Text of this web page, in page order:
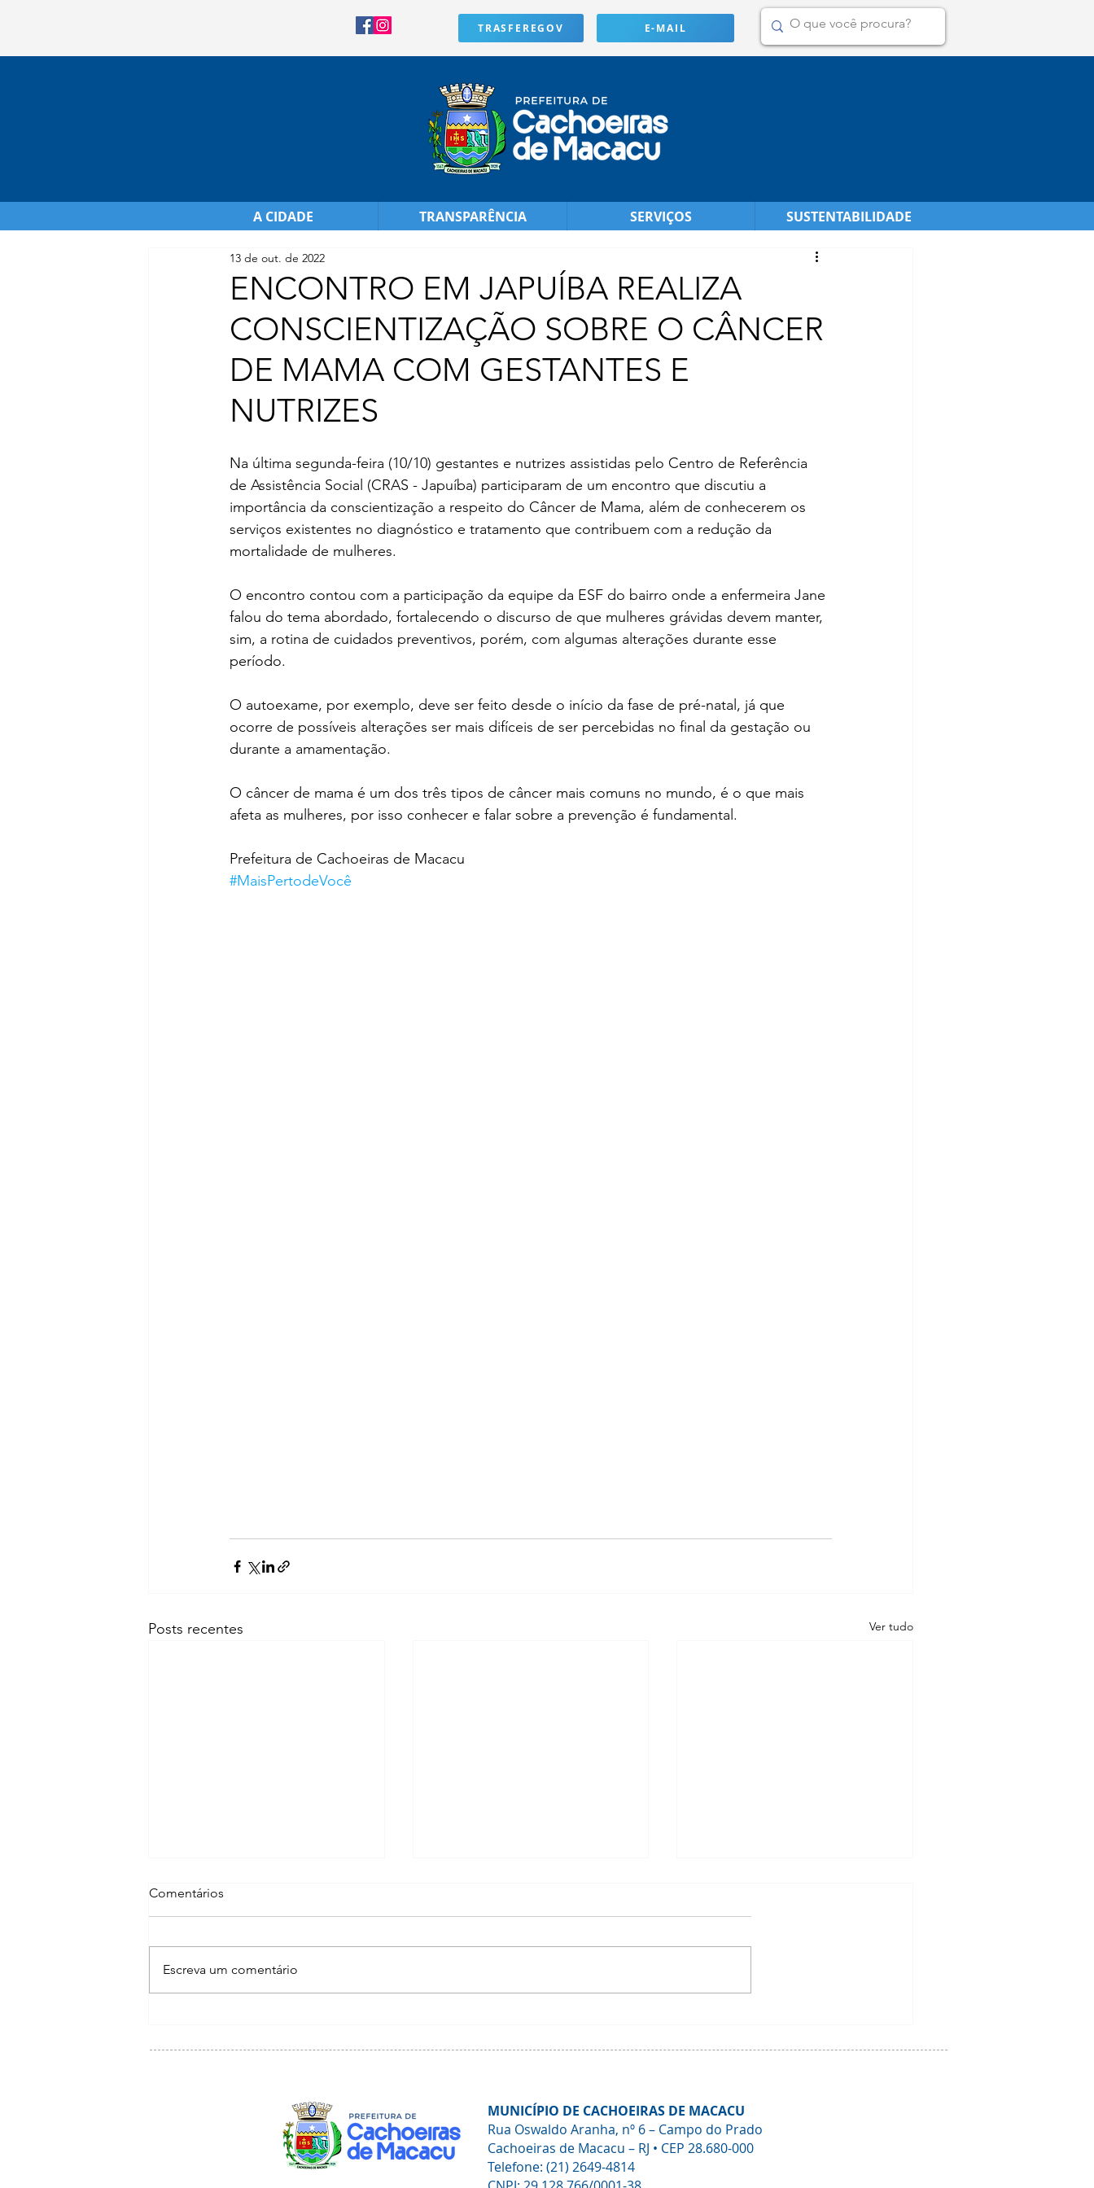
TRASFEREGOV E-MAIL
A CIDADE TRANSPARÊNCIA SERVIÇOS SUSTENTABILIDADE
ENCONTRO EM JAPUÍBA REALIZA
CONSCIENTIZAÇÃO SOBRE O CÂNCER
DE MAMA COM GESTANTES E
NUTRIZES
13 de out. de 2022
Na última segunda-feira (10/10) gestantes e nutrizes assistidas pelo Centro de Referência
de Assistência Social (CRAS - Japuíba) participaram de um encontro que discutiu a
importância da conscientização a respeito do Câncer de Mama, além de conhecerem os
serviços existentes no diagnóstico e tratamento que contribuem com a redução da
mortalidade de mulheres.
O encontro contou com a participação da equipe da ESF do bairro onde a enfermeira Jane
falou do tema abordado, fortalecendo o discurso de que mulheres grávidas devem manter,
sim, a rotina de cuidados preventivos, porém, com algumas alterações durante esse
período.
O autoexame, por exemplo, deve ser feito desde o início da fase de pré-natal, já que
ocorre de possíveis alterações ser mais difíceis de ser percebidas no final da gestação ou
durante a amamentação.
O câncer de mama é um dos três tipos de câncer mais comuns no mundo, é o que mais
afeta as mulheres, por isso conhecer e falar sobre a prevenção é fundamental.
Prefeitura de Cachoeiras de Macacu
#MaisPertodeVocê
Posts recentes Ver tudo
NOVAS INSCRIÇÕES PARA
Tributos e Fiscalização
Comentários
Escreva um comentário
MUNICÍPIO DE CACHOEIRAS DE MACACU
Rua Oswaldo Aranha, nº 6 – Campo do Prado
Cachoeiras de Macacu – RJ • CEP 28.680-000
Telefone: (21) 2649-4814